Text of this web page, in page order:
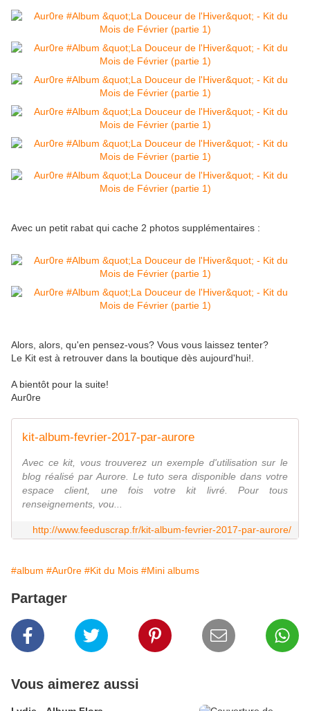
Avec un petit rabat qui cache 2 photos supplémentaires :
Alors, alors, qu'en pensez-vous? Vous vous laissez tenter?
Le Kit est à retrouver dans la boutique dès aujourd'hui!.
A bientôt pour la suite!
Aur0re
kit-album-fevrier-2017-par-aurore
Avec ce kit, vous trouverez un exemple d'utilisation sur le
blog réalisé par Aurore. Le tuto sera disponible dans votre
espace client, une fois votre kit livré. Pour tous
renseignements, vou...
http://www.feeduscrap.fr/kit-album-fevrier-2017-par-aurore/
#album #Aur0re #Kit du Mois #Mini albums
Partager
Vous aimerez aussi